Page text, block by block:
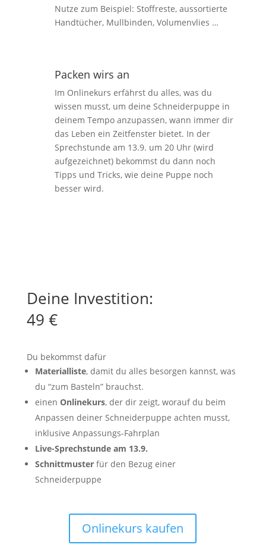
Nutze zum Beispiel: Stoffreste, aussortierte
Handtücher, Mullbinden, Volumenvlies …
Packen wirs an
Im Onlinekurs erfährst du alles, was du
wissen musst, um deine Schneiderpuppe in
deinem Tempo anzupassen, wann immer dir
das Leben ein Zeitfenster bietet. In der
Sprechstunde am 13.9. um 20 Uhr (wird
aufgezeichnet) bekommst du dann noch
Tipps und Tricks, wie deine Puppe noch
besser wird.
Deine Investition:
49 €
Du bekommst dafür
Materialliste, damit du alles besorgen kannst, was
du “zum Basteln” brauchst.
einen Onlinekurs, der dir zeigt, worauf du beim
Anpassen deiner Schneiderpuppe achten musst,
inklusive Anpassungs-Fahrplan
Live-Sprechstunde am 13.9.
Schnittmusterfür den Bezug einer
Schneiderpuppe
Onlinekurs kaufen